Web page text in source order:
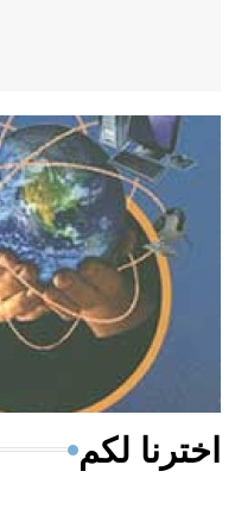
- هل تعلم أن أبقراط
الحكم، الأدلة، تنظيم
ويعود له الفضل بأنه
- هل تعلم أن المرجان
من مادة كربونات
أجود أنواعه، ويمتاز
اخترنا لكم